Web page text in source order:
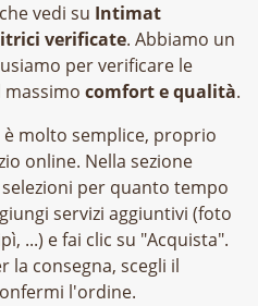
che vedi su Intimat
verificate. Abbiamo un
per verificare le
comfort e qualità.
è molto semplice, proprio
online. Nella sezione
per quanto tempo
servizi aggiuntivi (foto
...) e fai clic su "Acquista".
la consegna, scegli il
l'ordine.